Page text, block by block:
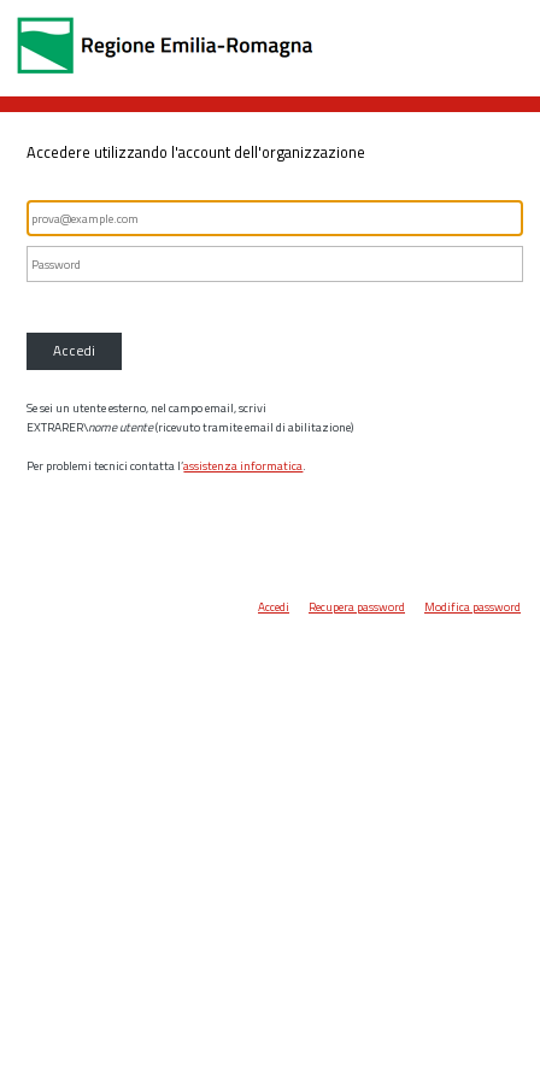
Accedere utilizzando l'account dell'organizzazione
Accedi
Se sei un utente esterno, nel campo email, scrivi
EXTRARER\nome utente(ricevuto tramite email di abilitazione)
Per problemi tecnici contatta l’assistenza informatica.
Accedi Recupera password Modifica password